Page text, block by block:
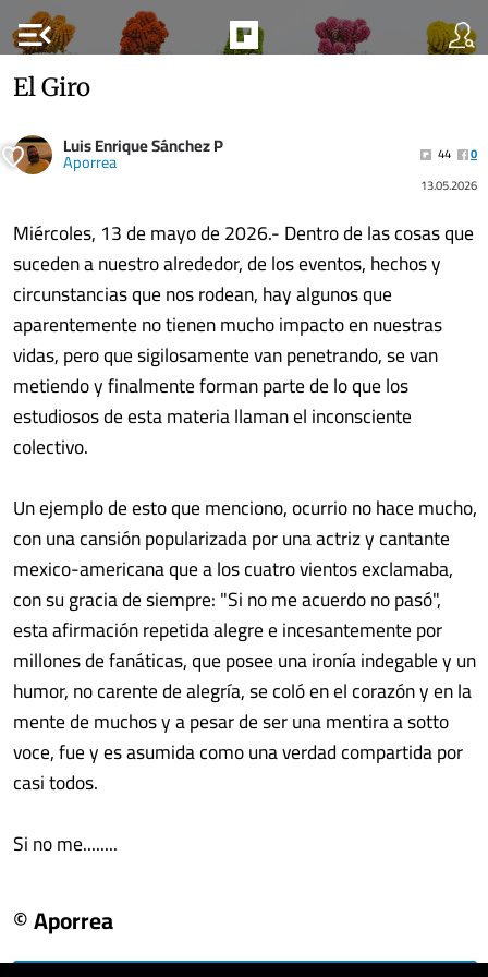
menu_open
El Giro
Luis Enrique Sánchez P
Aporrea 44
0
13.05.2026
Miércoles, 13 de mayo de 2026.- Dentro de las cosas que
suceden a nuestro alrededor, de los eventos, hechos y
circunstancias que nos rodean, hay algunos que
aparentemente no tienen mucho impacto en nuestras
vidas, pero que sigilosamente van penetrando, se van
metiendo y finalmente forman parte de lo que los
estudiosos de esta materia llaman el inconsciente
colectivo.
Un ejemplo de esto que menciono, ocurrio no hace mucho,
con una cansión popularizada por una actriz y cantante
mexico-americana que a los cuatro vientos exclamaba,
con su gracia de siempre: "Si no me acuerdo no pasó",
esta afirmación repetida alegre e incesantemente por
millones de fanáticas, que posee una ironía indegable y un
humor, no carente de alegría, se coló en el corazón y en la
mente de muchos y a pesar de ser una mentira a sotto
voce, fue y es asumida como una verdad compartida por
casi todos.
Si no me........
© Aporrea